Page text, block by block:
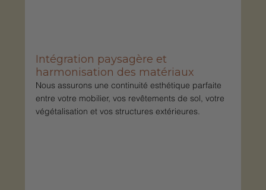
Intégration paysagère et
harmonisation des matériaux
Nous assurons une continuité esthétique parfaite
entre votre mobilier, vos revêtements de sol, votre
végétalisation et vos structures extérieures.